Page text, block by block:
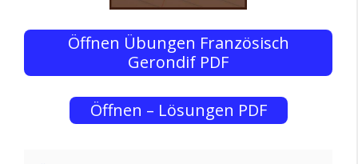
Öffnen Übungen Französisch
Gerondif PDF
Öffnen – Lösungen PDF